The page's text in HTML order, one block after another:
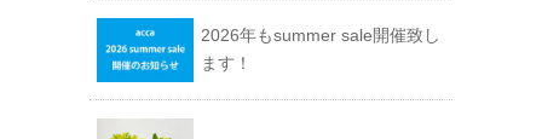
2026年もsummer sale開催致し
ます！